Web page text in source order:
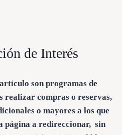
de Interés
son programas de
realizar compras o reservas,
o mayores a los que
página a redireccionar, sin